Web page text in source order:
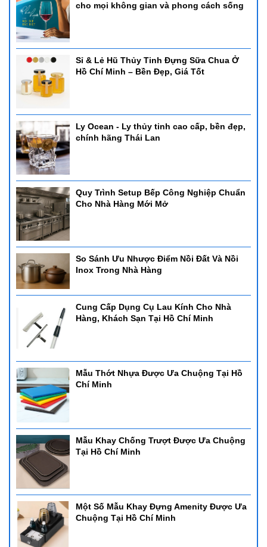
cho mọi không gian và phong cách sống
Sỉ & Lẻ Hũ Thủy Tinh Đựng Sữa Chua Ở
Hồ Chí Minh – Bền Đẹp, Giá Tốt
Ly Ocean - Ly thủy tinh cao cấp, bền đẹp,
chính hãng Thái Lan
Quy Trình Setup Bếp Công Nghiệp Chuẩn
Cho Nhà Hàng Mới Mở
So Sánh Ưu Nhược Điểm Nồi Đất Và Nồi
Inox Trong Nhà Hàng
Cung Cấp Dụng Cụ Lau Kính Cho Nhà
Hàng, Khách Sạn Tại Hồ Chí Minh
Mẫu Thớt Nhựa Được Ưa Chuộng Tại Hồ
Chí Minh
Mẫu Khay Chống Trượt Được Ưa Chuộng
Tại Hồ Chí Minh
Một Số Mẫu Khay Đựng Amenity Được Ưa
Chuộng Tại Hồ Chí Minh